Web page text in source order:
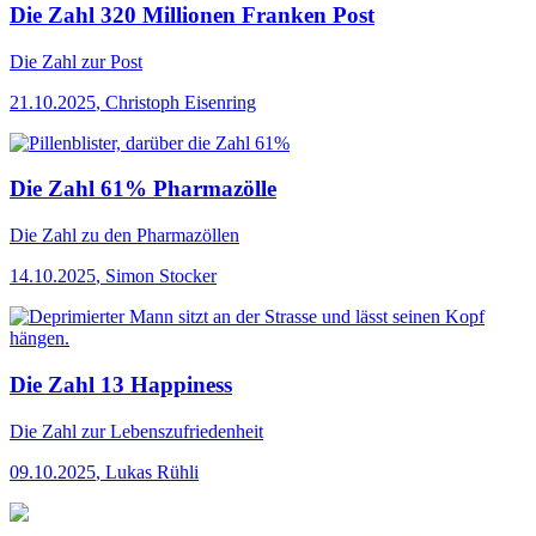
Die Zahl 320 Millionen Franken Post
Die Zahl zur Post
21.10.2025, Christoph Eisenring
Die Zahl 61% Pharmazölle
Die Zahl zu den Pharmazöllen
14.10.2025, Simon Stocker
Die Zahl 13 Happiness
Die Zahl zur Lebenszufriedenheit
09.10.2025, Lukas Rühli